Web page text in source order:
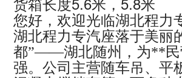
您好，欢迎光临湖北程力
湖北程力专汽座落于美丽
都”——湖北随州，为**民
强。公司主营随车吊、平